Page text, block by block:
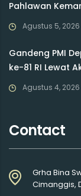
Pahlawan
Agustus 5, 2026
Gandeng PMI
ke-81 RI Lewat
Agustus 4, 2026
Contact
Grha Bina
Cimanggis,